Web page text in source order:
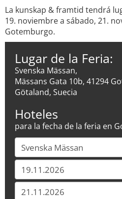
La kunskap & framtid tendrá
19. noviembre a sábado, 21.
Gotemburgo.
Lugar de la Feria:
Svenska Mässan,
Mässans Gata 10b, 41294
Götaland, Suecia
Hoteles
para la fecha de la feria en